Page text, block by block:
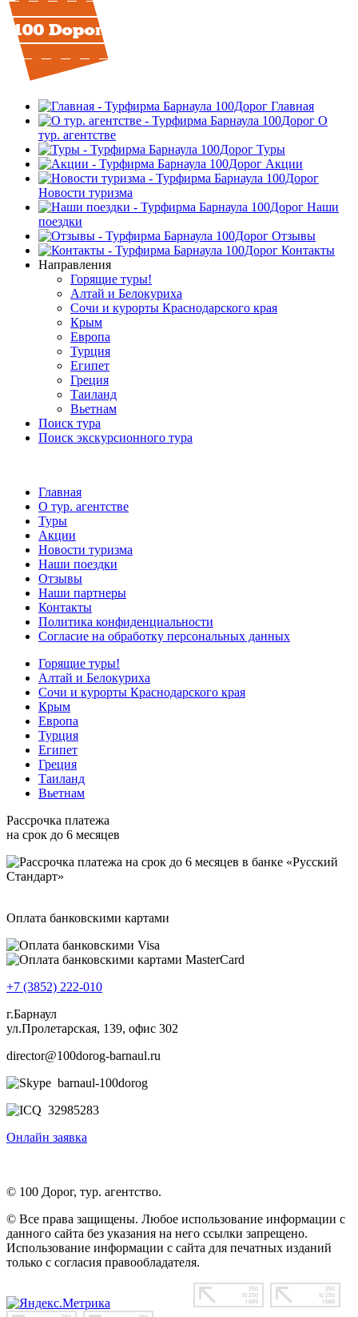
Главная
О
тур. агентстве
Туры
Акции
Новости туризма
Наши
поездки
Отзывы
Контакты
Направления
Горящие туры!
Алтай и Белокуриха
Сочи и курорты Краснодарского края
Крым
Европа
Турция
Египет
Греция
Таиланд
Вьетнам
Поиск тура
Поиск экскурсионного тура
Главная
О тур. агентстве
Туры
Акции
Новости туризма
Наши поездки
Отзывы
Наши партнеры
Контакты
Политика конфиденциальности
Согласие на обработку персональных данных
Горящие туры!
Алтай и Белокуриха
Сочи и курорты Краснодарского края
Крым
Европа
Турция
Египет
Греция
Таиланд
Вьетнам
Рассрочка платежа
на срок до 6 месяцев
Оплата банковскими картами
+7 (3852) 222-010
г.Барнаул
ул.Пролетарская, 139, офис 302
director@100dorog-barnaul.ru
barnaul-100dorog
32985283
Онлайн заявка
© 100 Дорог, тур. агентство.
© Все права защищены. Любое использование информации с
данного сайта без указания на него ссылки запрещено.
Использование информации с сайта для печатных изданий
только с согласия правообладателя.